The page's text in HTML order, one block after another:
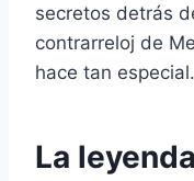
secretos detrás
contrarreloj de
hace tan especial.
La